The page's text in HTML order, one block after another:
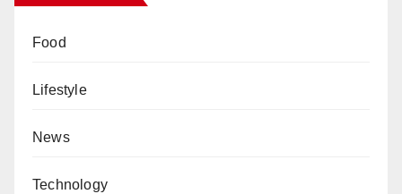
Food
Lifestyle
News
Technology